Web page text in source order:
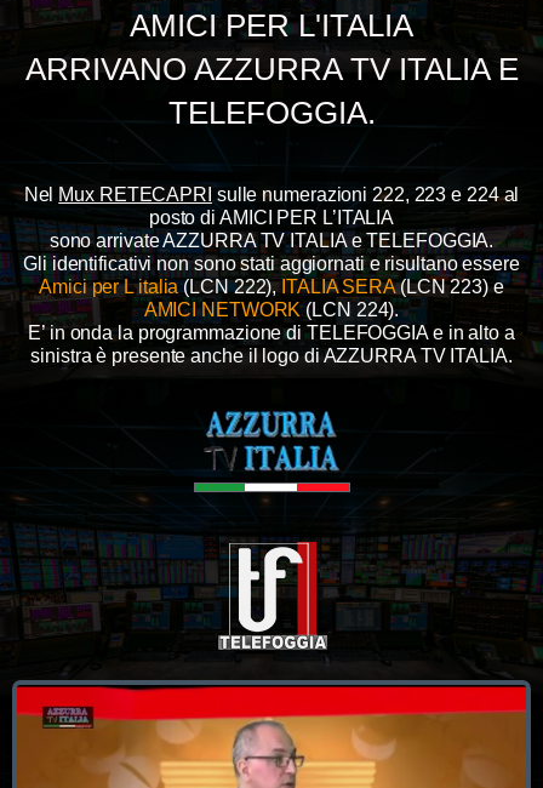
AMICI PER L'ITALIA
ARRIVANO AZZURRA TV ITALIA E
TELEFOGGIA.
Nel Mux RETECAPRI sulle numerazioni 222, 223 e 224 al
posto di AMICI PER L’ITALIA
sono arrivate AZZURRA TV ITALIA e TELEFOGGIA.
Gli identificativi non sono stati aggiornati e risultano essere
Amici per L italia(LCN 222),ITALIA SERA(LCN 223) e
AMICI NETWORK(LCN 224).
E’ in onda la programmazione di TELEFOGGIA e in alto a
sinistra è presente anche il logo di AZZURRA TV ITALIA.